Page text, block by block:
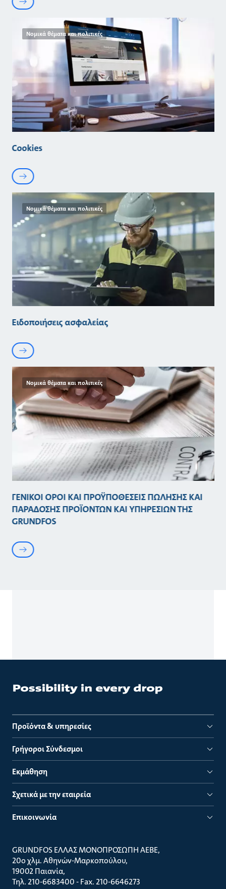
Νομικά θέματα και πολιτικές
Cookies
Νομικά θέματα και πολιτικές
Ειδοποιήσεις ασφαλείας
Νομικά θέματα και πολιτικές
ΓΕΝΙΚΟΙ ΟΡΟΙ ΚΑΙ ΠΡΟΫΠΟΘΕΣΕΙΣ ΠΩΛΗΣΗΣ ΚΑΙ
ΠΑΡΑΔΟΣΗΣ ΠΡΟΪΟΝΤΩΝ ΚΑΙ ΥΠΗΡΕΣΙΩΝ ΤΗΣ
GRUNDFOS
Προϊόντα & υπηρεσίες
Γρήγοροι Σύνδεσμοι
Εκμάθηση
Σχετικά με την εταιρεία
Επικοινωνία
GRUNDFOS ΕΛΛΑΣ ΜΟΝΟΠΡΟΣΩΠΗ ΑΕΒΕ
20ο χλμ. Αθηνών-Μαρκοπούλου
19002 Παιανία
Τηλ. 210-6683400 - Fax. 210-6646273